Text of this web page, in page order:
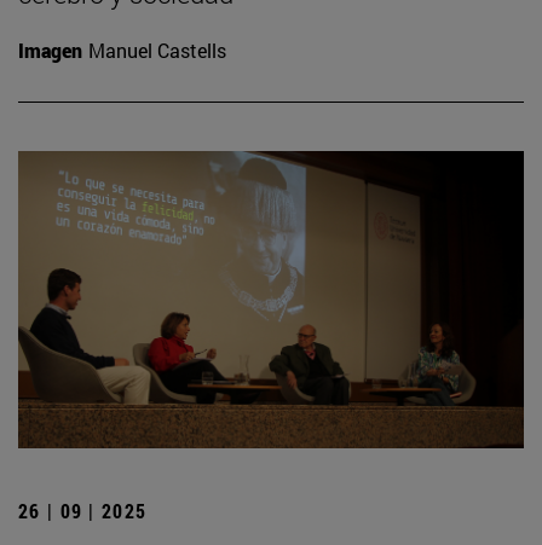
Imagen Manuel Castells
26 | 09 | 2025